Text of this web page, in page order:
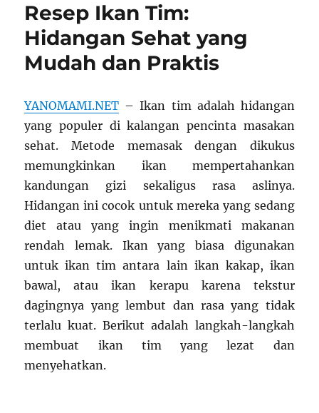
Resep Ikan Tim:
Hidangan Sehat yang
Mudah dan Praktis
YANOMAMI.NET – Ikan tim adalah hidangan
yang populer di kalangan pencinta masakan
sehat. Metode memasak dengan dikukus
memungkinkan ikan mempertahankan
kandungan gizi sekaligus rasa aslinya.
Hidangan ini cocok untuk mereka yang sedang
diet atau yang ingin menikmati makanan
rendah lemak. Ikan yang biasa digunakan
untuk ikan tim antara lain ikan kakap, ikan
bawal, atau ikan kerapu karena tekstur
dagingnya yang lembut dan rasa yang tidak
terlalu kuat. Berikut adalah langkah-langkah
membuat ikan tim yang lezat dan
menyehatkan.